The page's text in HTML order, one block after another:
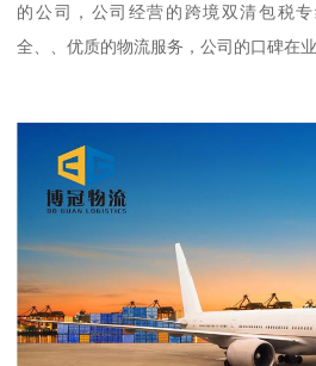
的公司，公司经营的跨境双清包税
全、、优质的物流服务，公司的口碑在